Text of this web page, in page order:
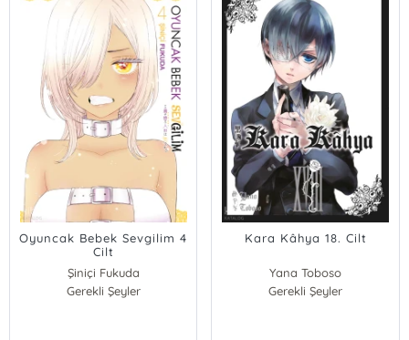
Oyuncak Bebek Sevgilim 4
Cilt
Şiniçi Fukuda
Gerekli Şeyler
Kara Kâhya 18. Cilt
Yana Toboso
Gerekli Şeyler